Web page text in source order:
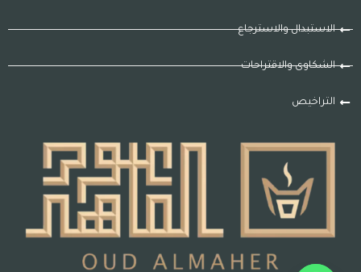
الاستبدال والاسترجاع
الشكاوى والاقتراحات
التراخيص